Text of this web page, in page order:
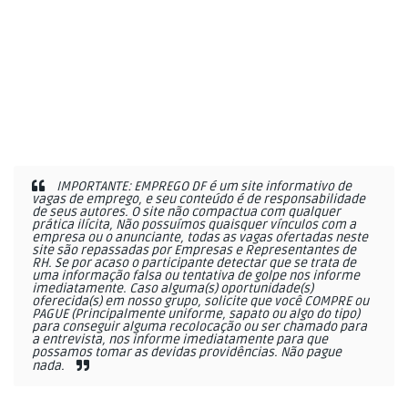
IMPORTANTE: EMPREGO DF é um site informativo de
vagas de emprego, e seu conteúdo é de responsabilidade
de seus autores. O site não compactua com qualquer
prática ilícita, Não possuímos quaisquer vínculos com a
empresa ou o anunciante, todas as vagas ofertadas neste
site são repassadas por Empresas e Representantes de
RH. Se por acaso o participante detectar que se trata de
uma informação falsa ou tentativa de golpe nos informe
imediatamente. Caso alguma(s) oportunidade(s)
oferecida(s) em nosso grupo, solicite que você COMPRE ou
PAGUE (Principalmente uniforme, sapato ou algo do tipo)
para conseguir alguma recolocação ou ser chamado para
a entrevista, nos informe imediatamente para que
possamos tomar as devidas providências. Não pague
nada.